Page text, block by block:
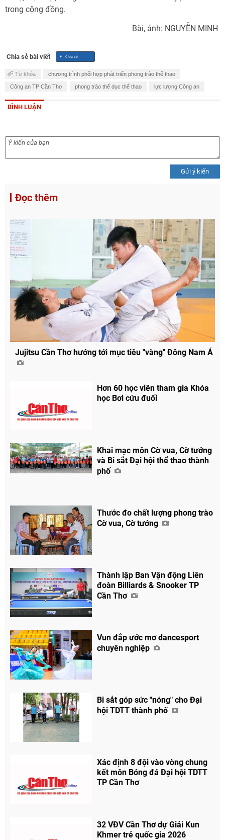
trong cộng đồng.
Bài, ảnh: NGUYỄN MINH
Chia sẻ bài viết
Từ khóa chương trình phối hợp phát triển phong trào thể thao
Công an TP Cần Thơ phong trào thể dục thể thao lực lượng Công an
BÌNH LUẬN
Gửi ý kiến
Đọc thêm
Jujitsu Cần Thơ hướng tới mục tiêu "vàng" Đông Nam Á
Hơn 60 học viên tham gia Khóa
học Bơi cứu đuối
Khai mạc môn Cờ vua, Cờ tướng
và Bi sắt Đại hội thể thao thành
phố
Thước đo chất lượng phong trào
Cờ vua, Cờ tướng
Thành lập Ban Vận động Liên
đoàn Billiards & Snooker TP
Cần Thơ
Vun đắp ước mơ dancesport
chuyên nghiệp
Bi sắt góp sức "nóng" cho Đại
hội TDTT thành phố
Xác định 8 đội vào vòng chung
kết môn Bóng đá Đại hội TDTT
TP Cần Thơ
32 VĐV Cần Thơ dự Giải Kun
Khmer trẻ quốc gia 2026